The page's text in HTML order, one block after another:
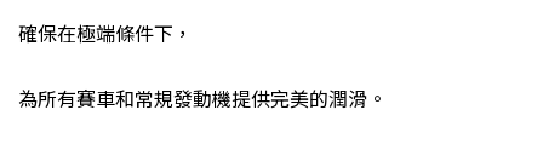
確保在極端條件下，
為所有賽車和常規發動機提供完美的潤滑。